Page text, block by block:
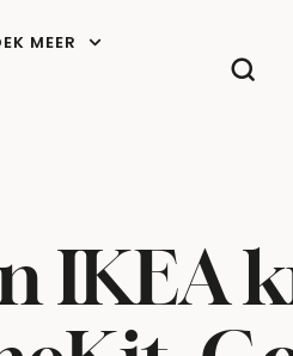
MEER
IKEA